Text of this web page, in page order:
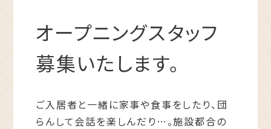
オープニングスタッフ
募集いたします。
ご入居者と一緒に家事や食事をしたり、団
らんして会話を楽しんだり…。施設都合の